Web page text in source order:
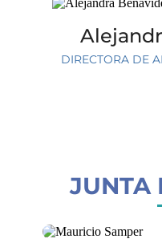
DIRECTORA DE
JUNTA